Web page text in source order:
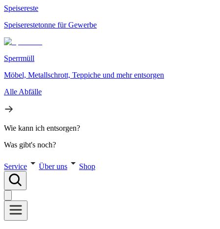
Speisereste
Speiserestetonne für Gewerbe
Sperrmüll
Möbel, Metallschrott, Teppiche und mehr entsorgen
Alle Abfälle
Wie kann ich entsorgen?
Was gibt's noch?
Service Über uns Shop